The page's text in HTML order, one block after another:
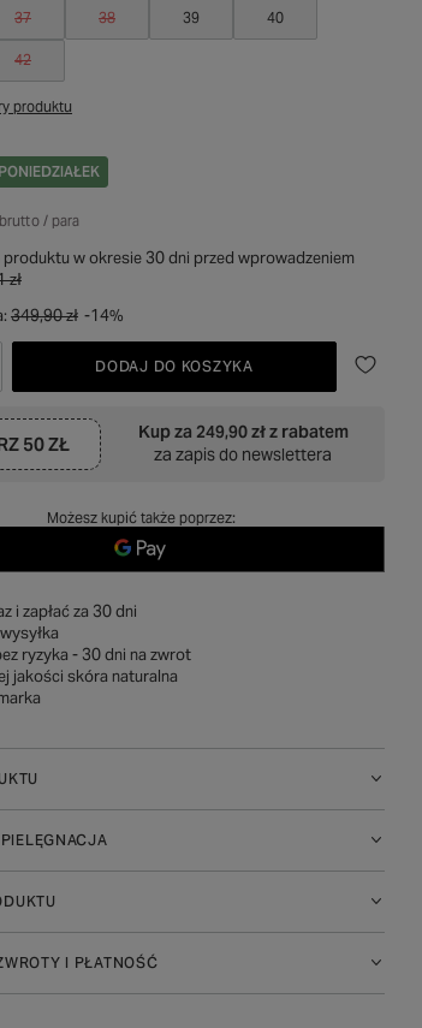
37 38 39 40
42
produktu
brutto/ para
produktu w okresie 30 dni przed wprowadzeniem
zł
349,90 zł -14%
DODAJ DO KOSZYKA
50 ZŁ
Kup za 249,90 złz rabatem
za zapis do newslettera
Możesz kupić także poprzez:
i zapłać za 30 dni
ryzyka - 30 dni na zwrot
jakości skóra naturalna
I PŁATNOŚĆ